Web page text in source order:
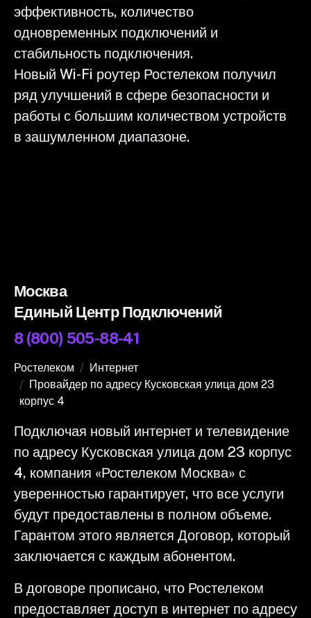
эффективность, количество
одновременных подключений и
стабильность подключения.
Новый Wi-Fi роутер Ростелеком получил
ряд улучшений в сфере безопасности и
работы с большим количеством устройств
в зашумленном диапазоне.
Москва
Единый Центр Подключений
8 (800) 505-88-41
Ростелеком
Интернет
Провайдер по адресу Кусковская улица дом 23
корпус 4
Подключая новый интернет и телевидение
по адресу Кусковская улица дом 23 корпус
4, компания «Ростелеком Москва» с
уверенностью гарантирует, что все услуги
будут предоставлены в полном объеме.
Гарантом этого является Договор, который
заключается с каждым абонентом.
В договоре прописано, что Ростелеком
предоставляет доступ в интернет по адресу